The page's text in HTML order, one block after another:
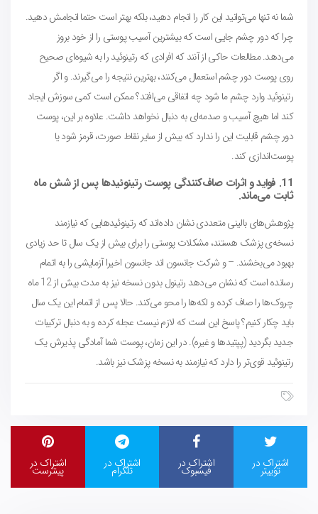
شما نه تنها می‌توانید این کار را انجام دهید، بلکه بهتر است حتما انجامش دهید.
چرا که دور چشم جایی است که بیشترین آسیب پوستی را از خود بروز
می‌دهد. مطالعات حاکی از آنند که افرادی که رتینوئید را به شیوه‌ای صحیح
روی پوست دور چشم استعمال می‌کنند، بهترین نتیجه را می‌گیرند. و اگر
رتینوئید وارد چشم ما شود چه اتفاقی می‌افتد؟ ممکن است کمی سوزش ایجاد
کند اما هیچ آسیب و صدمه‌ای به دنبال نخواهد داشت. علاوه بر این، پوست
دور چشم قابلیت این را ندارد که بیش از سایر نقاط صورت، قرمز شود یا
پوست‌اندازی کند.
11. فواید و اثرات صاف‌کنندگی پوست رتینوئیدها پس از شش ماه
ثابت می‌ماند.
پژوهش‌های بالینی متعددی نشان داده‌اند که رتینوئیدهایی که نیازمند
نسخه‌ی پزشک هستند، مشکلات پوستی را برای بیش از یک سال تا حد زیادی
بهبود می‌بخشند. – و شرکت جانسون اند جانسون اخیرا آزمایشی را به اتمام
رسانده است که نشان می‌دهد رتینول بدون نسخه نیز به مدت بیش از 12 ماه
چروک‌ها را صاف کرده و لکه‌ها را محو می‌کند. حالا پس از اتمام این یک سال
باید چکار کنیم؟ پاسخ این است که لازم نیست عجله کرده و به دنبال ترکیبات
جدید بگردید (پپتیدها و غیره). در این زمان، پوست شما آمادگی پذیرش یک
رتینوئید قوی‌تر را دارد که نیازمند به نسخه پزشک نیز باشد.
اشتراک در
توییتر اشتراک در
فیسبوک اشتراک در
تلگرام اشتراک در
پینترست